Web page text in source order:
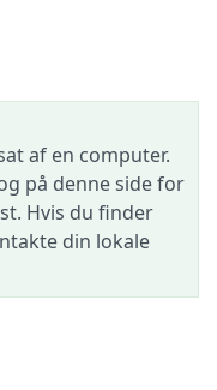
af en computer.
på denne side for
Hvis du finder
din lokale